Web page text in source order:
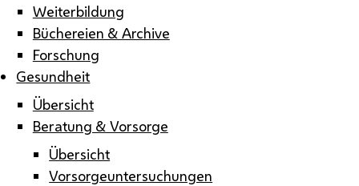
Weiterbildung
Büchereien & Archive
Forschung
Gesundheit
Übersicht
Beratung & Vorsorge
Übersicht
Vorsorgeuntersuchungen